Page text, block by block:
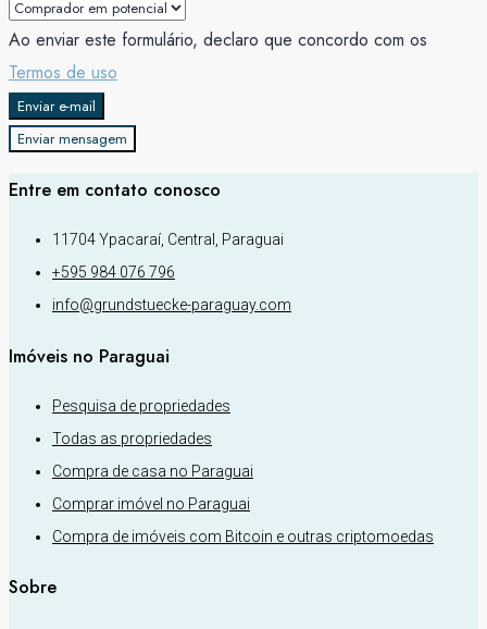
Ao enviar este formulário, declaro que concordo com os
Termos de uso
Enviar e-mail
Enviar mensagem
Entre em contato conosco
11704 Ypacaraí, Central, Paraguai
+595 984 076 796
info@grundstuecke-paraguay.com
Imóveis no Paraguai
Pesquisa de propriedades
Todas as propriedades
Compra de casa no Paraguai
Comprar imóvel no Paraguai
Compra de imóveis com Bitcoin e outras criptomoedas
Sobre